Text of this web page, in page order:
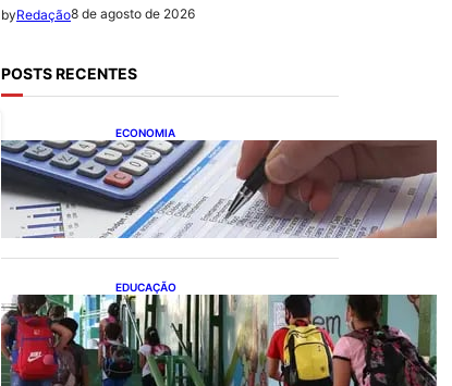
byRedação8 de agosto de 2026
POSTS RECENTES
ECONOMIA
Busca dos brasileiros por
crédito cresce 16,5%; Mato
Grosso lidera ranking entre
estados
EDUCAÇÃO
Ensino fundamental
melhora nas redes
municipais